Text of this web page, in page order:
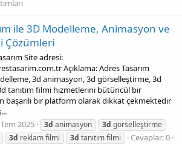
ile 3D Modelleme, Animasyon ve
Çözümleri
Site adresi:
Açıklama: Adres Tasarım
3d animasyon, 3d görselleştirme, 3d
tanıtım filmi hizmetlerini bütüncül bir
başarılı bir platform olarak dikkat çekmektedir
2025 3d animasyon 3d görselleştirme
3d reklam filmi 3d tanıtım filmi
Cevaplar: 0